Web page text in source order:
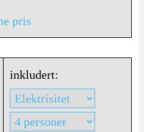
pris
inkludert: